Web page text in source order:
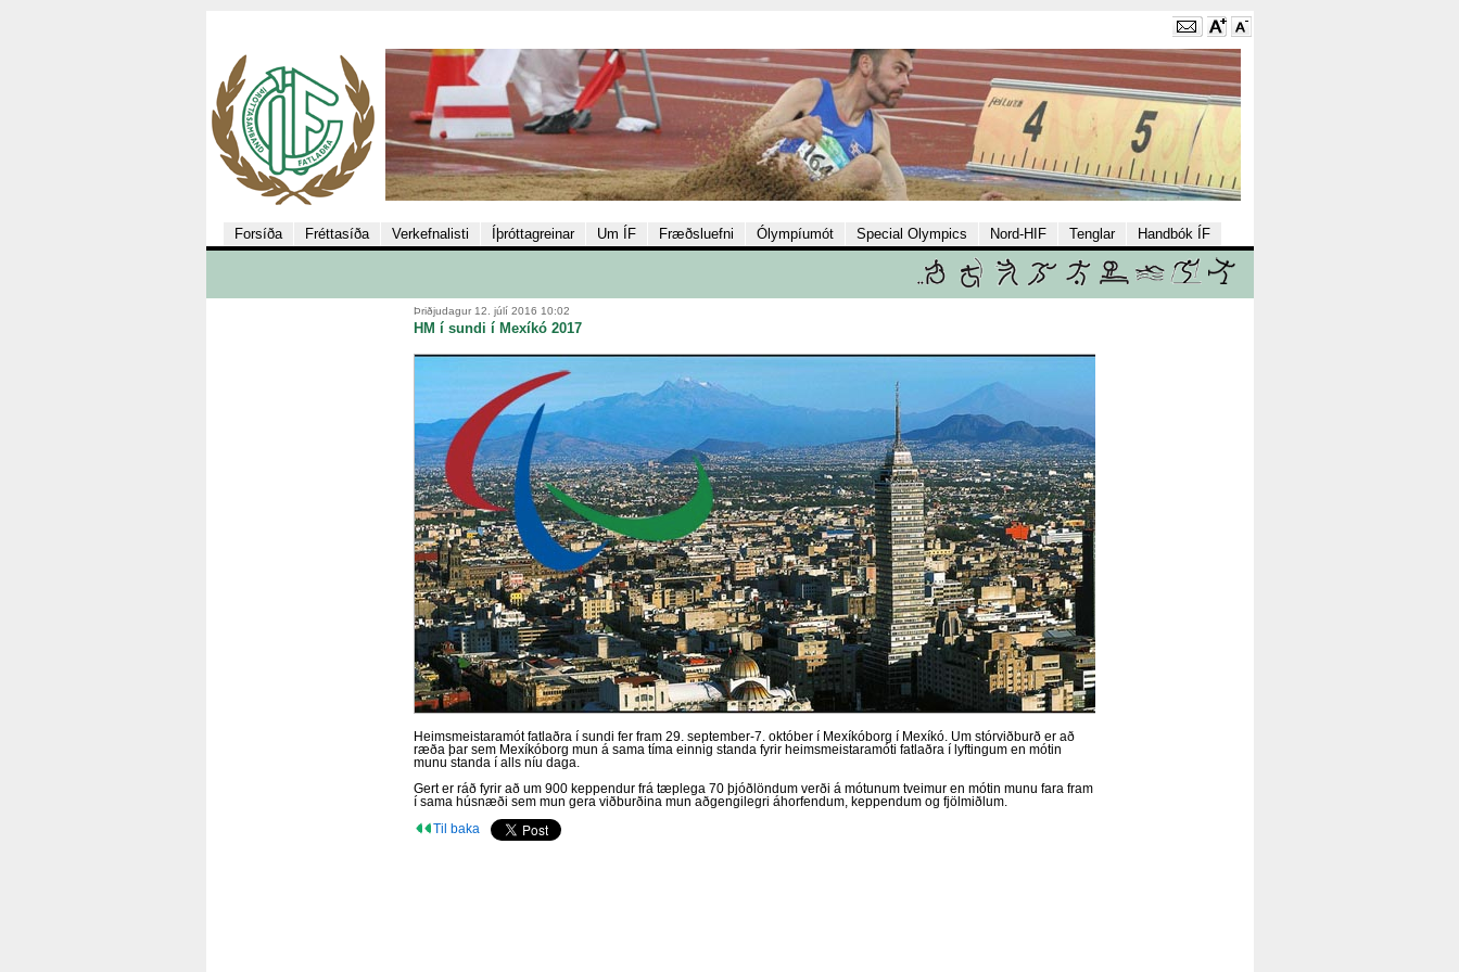
Forsíða Fréttasíða Verkefnalisti Íþróttagreinar Um ÍF Fræðsluefni Ólympíumót Special Olympics Nord-HIF Tenglar Handbók ÍF
Þriðjudagur 12. júlí 2016 10:02
HM í sundi í Mexíkó 2017
Heimsmeistaramót fatlaðra í sundi fer fram 29. september-7. október í Mexíkóborg í Mexíkó. Um stórviðburð er að
ræða þar sem Mexíkóborg mun á sama tíma einnig standa fyrir heimsmeistaramóti fatlaðra í lyftingum en mótin
munu standa í alls níu daga.
Gert er ráð fyrir að um 900 keppendur frá tæplega 70 þjóðlöndum verði á mótunum tveimur en mótin munu fara fram
í sama húsnæði sem mun gera viðburðina mun aðgengilegri áhorfendum, keppendum og fjölmiðlum.
Til baka